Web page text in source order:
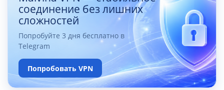
соединение без лишних
сложностей
Попробуйте 3 дня бесплатно в
Telegram
Попробовать VPN